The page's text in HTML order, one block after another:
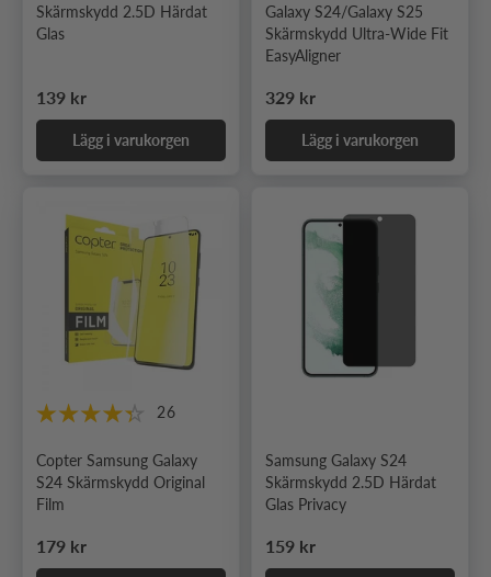
Skärmskydd 2.5D Härdat
Glas
Ordinarie pris
139 kr
Lägg i varukorgen
Galaxy S24/Galaxy S25
Skärmskydd Ultra-Wide Fit
EasyAligner
Ordinarie pris
329 kr
Lägg i varukorgen
26
Copter Samsung Galaxy
S24 Skärmskydd Original
Film
Ordinarie pris
179 kr
Samsung Galaxy S24
Skärmskydd 2.5D Härdat
Glas Privacy
Ordinarie pris
159 kr